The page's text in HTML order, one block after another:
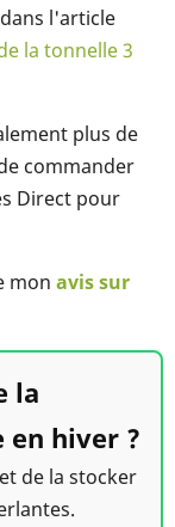
l'article
la tonnelle 3
plus de
commander
Direct pour
mon avis sur
la
hiver ?
de la stocker